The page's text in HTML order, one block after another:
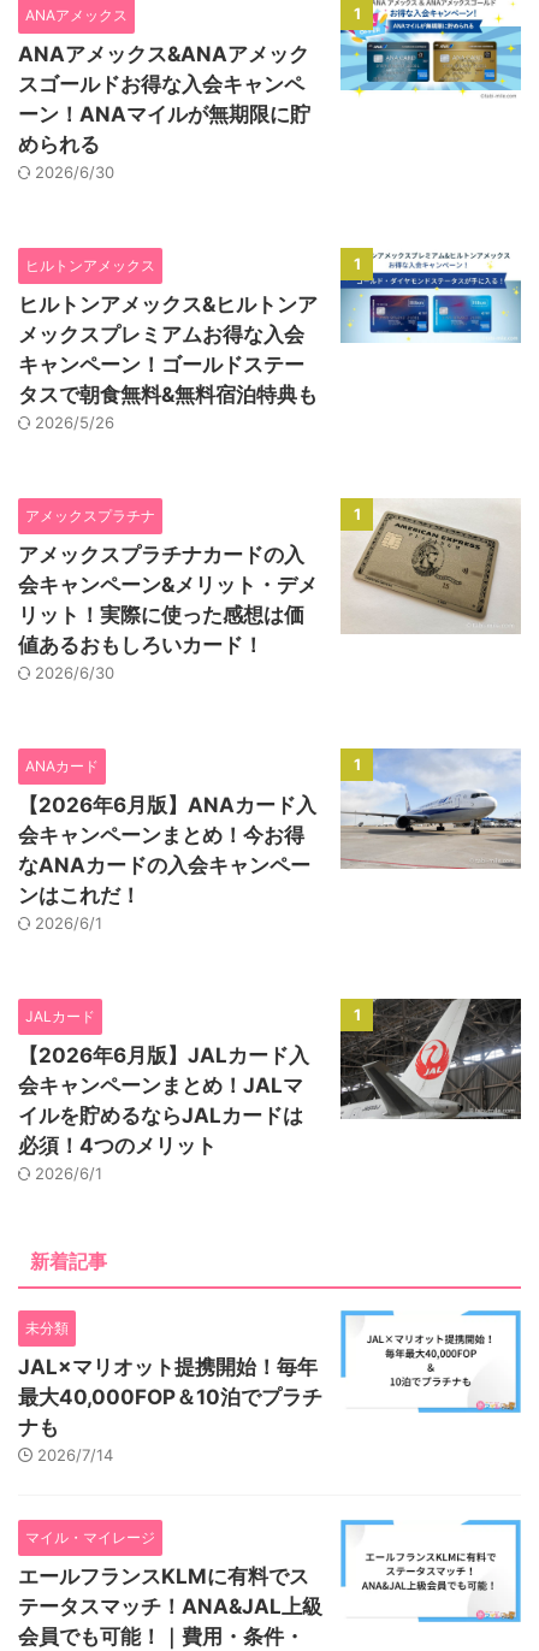
1
ANAアメックス
ANAアメックス&ANAアメック
スゴールドお得な入会キャンペ
ーン！ANAマイルが無期限に貯
められる
2026/6/30
1
ヒルトンアメックス
ヒルトンアメックス&ヒルトンア
メックスプレミアムお得な入会
キャンペーン！ゴールドステー
タスで朝食無料&無料宿泊特典も
2026/5/26
1
アメックスプラチナ
アメックスプラチナカードの入
会キャンペーン&メリット・デメ
リット！実際に使った感想は価
値あるおもしろいカード！
2026/6/30
1
ANAカード
【2026年6月版】ANAカード入
会キャンペーンまとめ！今お得
なANAカードの入会キャンペー
ンはこれだ！
2026/6/1
1
JALカード
【2026年6月版】JALカード入
会キャンペーンまとめ！JALマ
イルを貯めるならJALカードは
必須！4つのメリット
2026/6/1
新着記事
未分類
JAL×マリオット提携開始！毎年
最大40,000FOP＆10泊でプラチ
ナも
2026/7/14
マイル・マイレージ
エールフランスKLMに有料でス
テータスマッチ！ANA&JAL上級
会員でも可能！｜費用・条件・